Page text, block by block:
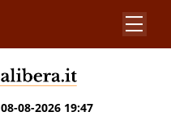
08-08-2026 19:47